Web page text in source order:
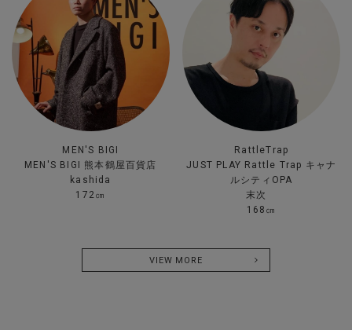
MEN'S BIGI
MEN'S BIGI 熊本鶴屋百貨店
kashida
172㎝
RattleTrap
JUST PLAY Rattle Trap キャナ
ルシティOPA
末次
168㎝
VIEW MORE